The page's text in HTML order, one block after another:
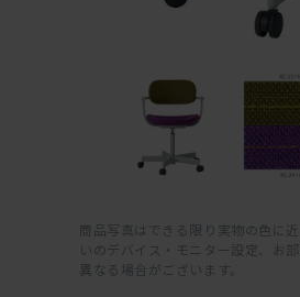
商品写真はできる限り実物の色に
いのデバイス・モニター設定、お
異なる場合がございます。